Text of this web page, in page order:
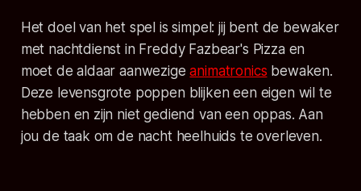
Het doel van het spel is simpel: jij bent de bewaker
met nachtdienst in Freddy Fazbear's Pizzaen
moet de aldaar aanwezigeanimatronics bewaken.
Deze levensgrote poppen blijken een eigen wil te
hebben en zijn niet gediend van een oppas. Aan
jou de taak om de nacht heelhuids te overleven.